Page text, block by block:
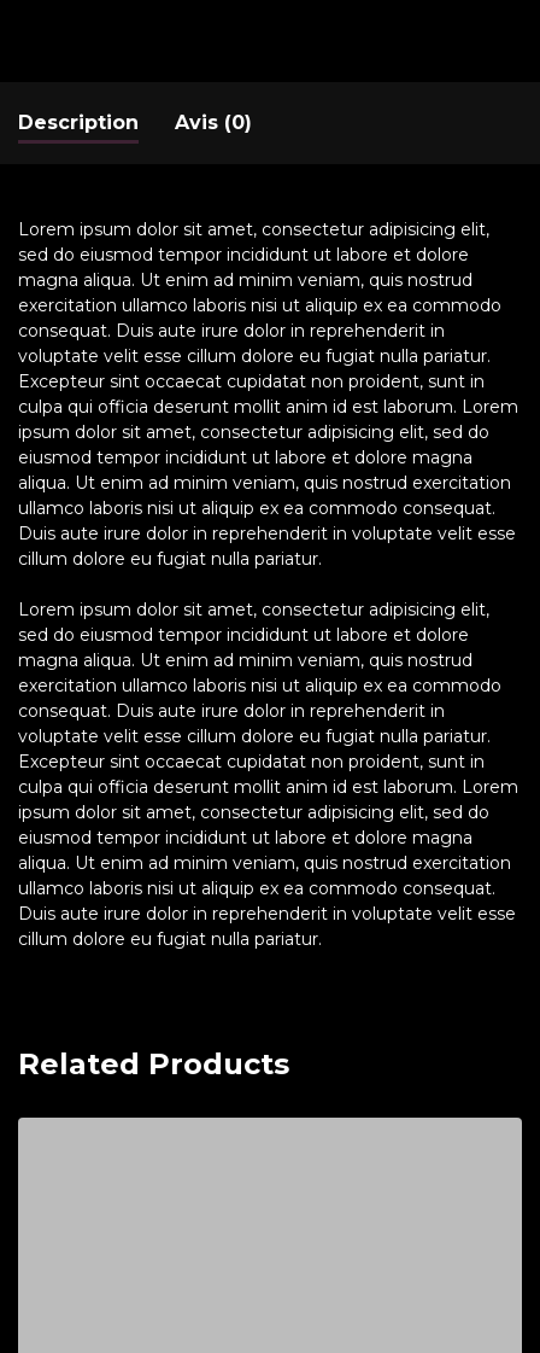
Description Avis (0)
Lorem ipsum dolor sit amet, consectetur adipisicing elit,
sed do eiusmod tempor incididunt ut labore et dolore
magna aliqua. Ut enim ad minim veniam, quis nostrud
exercitation ullamco laboris nisi ut aliquip ex ea commodo
consequat. Duis aute irure dolor in reprehenderit in
voluptate velit esse cillum dolore eu fugiat nulla pariatur.
Excepteur sint occaecat cupidatat non proident, sunt in
culpa qui officia deserunt mollit anim id est laborum. Lorem
ipsum dolor sit amet, consectetur adipisicing elit, sed do
eiusmod tempor incididunt ut labore et dolore magna
aliqua. Ut enim ad minim veniam, quis nostrud exercitation
ullamco laboris nisi ut aliquip ex ea commodo consequat.
Duis aute irure dolor in reprehenderit in voluptate velit esse
cillum dolore eu fugiat nulla pariatur.
Lorem ipsum dolor sit amet, consectetur adipisicing elit,
sed do eiusmod tempor incididunt ut labore et dolore
magna aliqua. Ut enim ad minim veniam, quis nostrud
exercitation ullamco laboris nisi ut aliquip ex ea commodo
consequat. Duis aute irure dolor in reprehenderit in
voluptate velit esse cillum dolore eu fugiat nulla pariatur.
Excepteur sint occaecat cupidatat non proident, sunt in
culpa qui officia deserunt mollit anim id est laborum. Lorem
ipsum dolor sit amet, consectetur adipisicing elit, sed do
eiusmod tempor incididunt ut labore et dolore magna
aliqua. Ut enim ad minim veniam, quis nostrud exercitation
ullamco laboris nisi ut aliquip ex ea commodo consequat.
Duis aute irure dolor in reprehenderit in voluptate velit esse
cillum dolore eu fugiat nulla pariatur.
Related Products